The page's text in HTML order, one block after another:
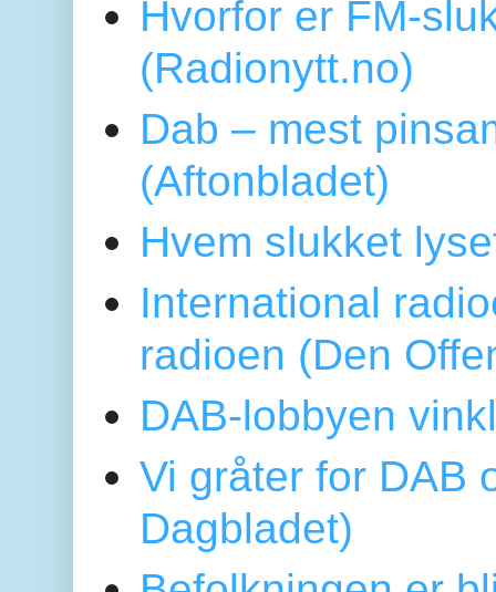
Hvorfor er FM-
(Radionytt.no)
Dab – mest
(Aftonbladet)
Hvem slukket
International
radioen (Den
DAB-lobbyen
Vi gråter for DAB
Dagbladet)